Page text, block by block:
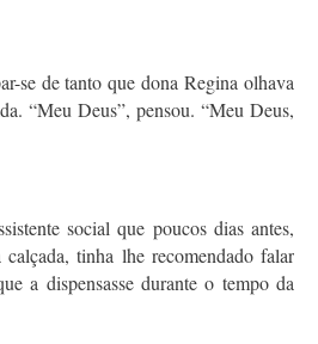
se de tanto que dona Regina olhava
“Meu Deus”, pensou. “Meu Deus,
social que poucos dias antes,
tinha lhe recomendado falar
a dispensasse durante o tempo da